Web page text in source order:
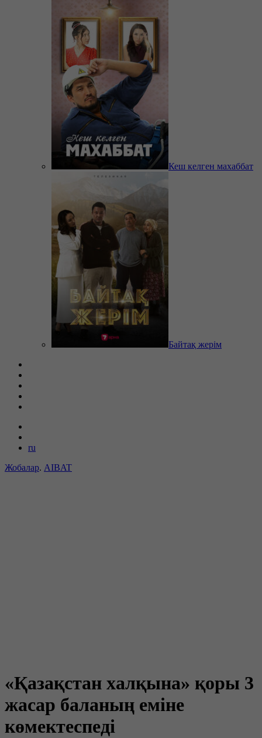
Кеш келген махаббат
Байтақ жерім
ru
Жобалар. AIBAT
«Қазақстан халқына» қоры 3
жасар баланың еміне
көмектеспеді